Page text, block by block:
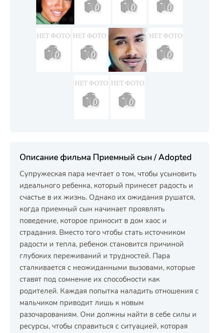
Описание фильма Приемный сын / Adopted
Супружеская пара мечтает о том, чтобы усыновить
идеального ребенка, который принесет радость и
счастье в их жизнь. Однако их ожидания рушатся,
когда приемный сын начинает проявлять
поведение, которое приносит в дом хаос и
страдания. Вместо того чтобы стать источником
радости и тепла, ребенок становится причиной
глубоких переживаний и трудностей. Пара
сталкивается с неожиданными вызовами, которые
ставят под сомнение их способности как
родителей. Каждая попытка наладить отношения с
мальчиком приводит лишь к новым
разочарованиям. Они должны найти в себе силы и
ресурсы, чтобы справиться с ситуацией, которая